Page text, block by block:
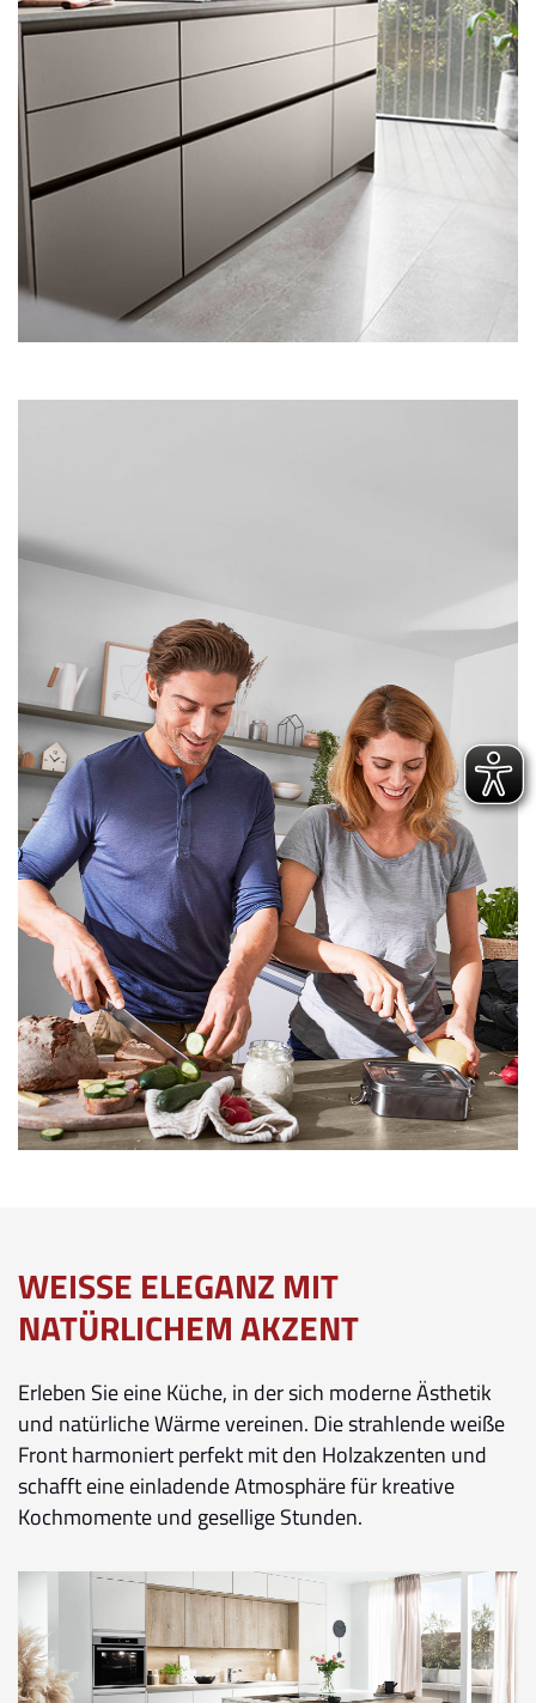
WEISSE ELEGANZ MIT N
ATÜRLICHEM AKZENT
Erleben Sie eine Küche, in der sich moderne Ästhetik
und natürliche Wärme vereinen. Die strahlende weiße
Front harmoniert perfekt mit den Holzakzenten und
schafft eine einladende Atmosphäre für kreative
Kochmomente und gesellige Stunden.